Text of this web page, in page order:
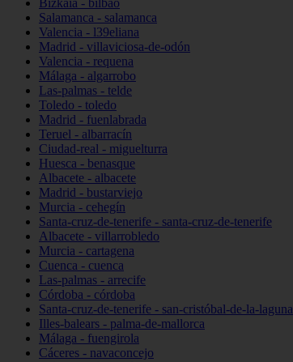
Bizkaia - bilbao
Salamanca - salamanca
Valencia - l39eliana
Madrid - villaviciosa-de-odón
Valencia - requena
Málaga - algarrobo
Las-palmas - telde
Toledo - toledo
Madrid - fuenlabrada
Teruel - albarracín
Ciudad-real - miguelturra
Huesca - benasque
Albacete - albacete
Madrid - bustarviejo
Murcia - cehegín
Santa-cruz-de-tenerife - santa-cruz-de-tenerife
Albacete - villarrobledo
Murcia - cartagena
Cuenca - cuenca
Las-palmas - arrecife
Córdoba - córdoba
Santa-cruz-de-tenerife - san-cristóbal-de-la-laguna
Illes-balears - palma-de-mallorca
Málaga - fuengirola
Cáceres - navaconcejo